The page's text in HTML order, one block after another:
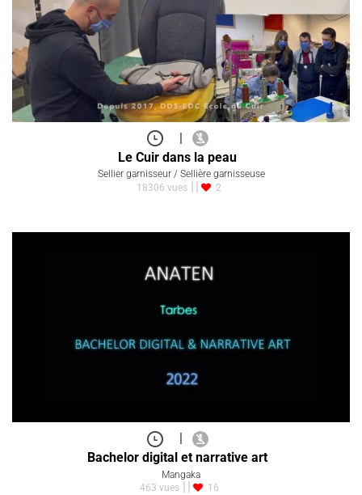
|
Le Cuir dans la peau
Sellier garnisseur / Sellière garnisseuse
18306 vues
2
|
Bachelor digital et narrative art
Mangaka
463 vues
16